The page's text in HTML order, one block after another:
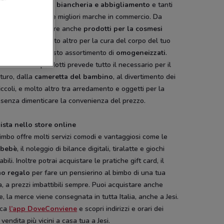
biancheria e abbigliamento e tanti
tutti delle migliori marche in commercio. Da
potrai trovare anche prodotti per la cosmesi
detergenti e tanto altro per la cura del corpo del tuo
e anche un vasto assortimento di omogeneizzati.
offerta di prodotti prevede tutto il necessario per il
dalla cameretta del bambino, al divertimento dei
e molto altro tra arredamento e oggetti per la
dimenticare la convenienza del prezzo.
nello store online
offre molti servizi comodi e vantaggiosi come le
, il noleggio di bilance digitali, tiralatte e giochi
Inoltre potrai acquistare le pratiche gift card, il
regalo per fare un pensierino al bimbo di una tua
a prezzi imbattibili sempre. Puoi acquistare anche
la merce viene consegnata in tutta Italia, anche a Jesi.
l’app DoveConviene e scopri indirizzi e orari dei
più vicini a casa tua a Jesi.